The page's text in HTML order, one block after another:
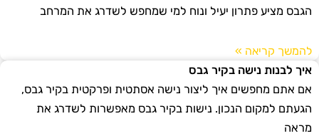
הגבס מציע פתרון יעיל ונוח למי שמחפש לשדרג את המרחב
להמשך קריאה »
איך לבנות נישה בקיר גבס
אם אתם מחפשים איך ליצור נישה אסתטית ופרקטית בקיר גבס,
הגעתם למקום הנכון. נישות בקיר גבס מאפשרות לשדרג את
מראה